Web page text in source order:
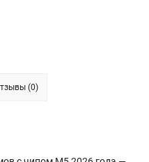
(0)